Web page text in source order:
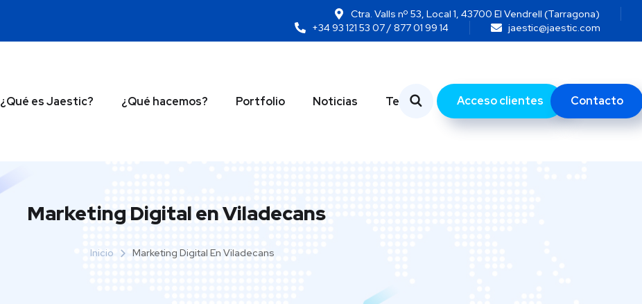
Ctra. Valls nº 53, Local 1, 43700 El Vendrell (Tarragona)
+34 93 121 53 07 / 877 01 99 14
jaestic@jaestic.com
¿Qué es Jaestic? ¿Qué hacemos? Portfolio Noticias Temas Acceso clientes Contacto
Marketing Digital en Viladecans
Inicio Marketing Digital En Viladecans